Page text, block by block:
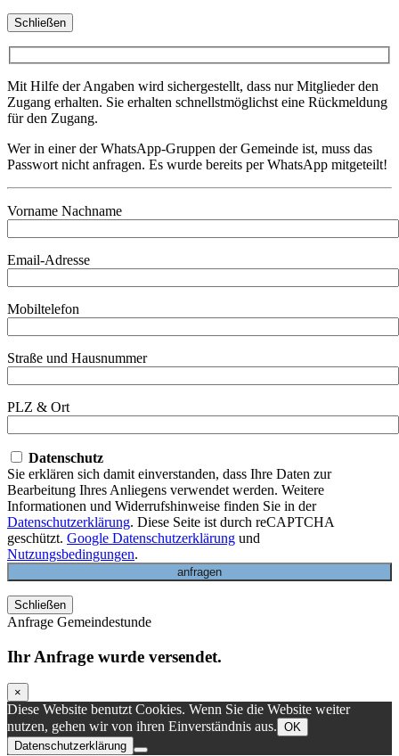
Schließen
Mit Hilfe der Angaben wird sichergestellt, dass nur Mitglieder den
Zugang erhalten. Sie erhalten schnellstmöglichst eine Rückmeldung
für den Zugang.
Wer in einer der WhatsApp-Gruppen der Gemeinde ist, muss das
Passwort nicht anfragen. Es wurde bereits per WhatsApp mitgeteilt!
Vorname Nachname
Email-Adresse
Mobiltelefon
Straße und Hausnummer
PLZ & Ort
Datenschutz
Sie erklären sich damit einverstanden, dass Ihre Daten zur
Bearbeitung Ihres Anliegens verwendet werden. Weitere
Informationen und Widerrufshinweise finden Sie in der
Datenschutzerklärung. Diese Seite ist durch reCAPTCHA
geschützt. Google Datenschutzerklärung und
Nutzungsbedingungen.
Schließen
Anfrage Gemeindestunde
Ihr Anfrage wurde versendet.
×
Diese Website benutzt Cookies. Wenn Sie die Website weiter
nutzen, gehen wir von ihren Einverständnis aus. OK
Datenschutzerklärung